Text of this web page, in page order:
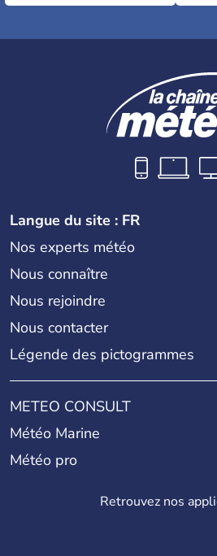
Langue du site : FR
Nos experts météo
Nous connaître
Nous rejoindre
Nous contacter
Légende des pictogrammes
METEO CONSULT
Météo Marine
Météo pro
Retrouvez nos